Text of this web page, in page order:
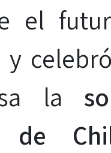
el
y
la
de